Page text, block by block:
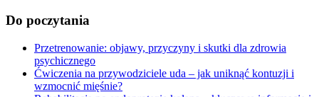
Do poczytania
Przetrenowanie: objawy, przyczyny i skutki dla zdrowia
psychicznego
Ćwiczenia na przywodziciele uda – jak uniknąć kontuzji i
wzmocnić mięśnie?